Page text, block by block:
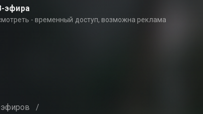
эфира
- временный доступ, возможна реклама
/